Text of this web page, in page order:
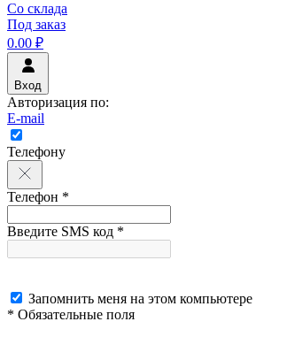
Со склада
Под заказ
0.00 ₽
Вход
Авторизация по:
E-mail
Телефону
Телефон *
Введите SMS код *
Запомнить меня на этом компьютере
* Обязательные поля